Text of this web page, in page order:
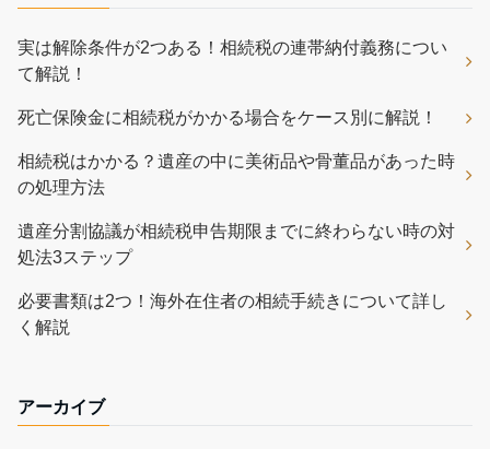
実は解除条件が2つある！相続税の連帯納付義務につい
て解説！
死亡保険金に相続税がかかる場合をケース別に解説！
相続税はかかる？遺産の中に美術品や骨董品があった時
の処理方法
遺産分割協議が相続税申告期限までに終わらない時の対
処法3ステップ
必要書類は2つ！海外在住者の相続手続きについて詳し
く解説
アーカイブ